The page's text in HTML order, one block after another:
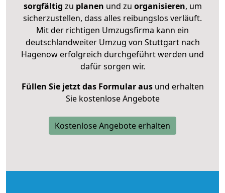
sorgfältig zu planen und zu organisieren, um
sicherzustellen, dass alles reibungslos verläuft.
Mit der richtigen Umzugsfirma kann ein
deutschlandweiter Umzug von Stuttgart nach
Hagenow erfolgreich durchgeführt werden und
dafür sorgen wir.
Füllen Sie jetzt das Formular ausund erhalten
Sie kostenlose Angebote
Kostenlose Angebote erhalten